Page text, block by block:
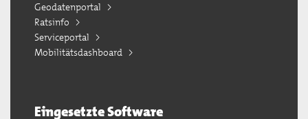
Geodatenportal
Ratsinfo
Serviceportal
Mobilitätsdashboard
Eingesetzte Software